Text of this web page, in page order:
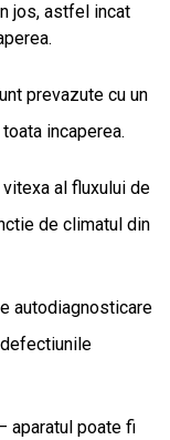
jos, astfel incat
prevazute cu un
incaperea.
al fluxului de
de climatul din
autodiagnosticare
aparatul poate fi